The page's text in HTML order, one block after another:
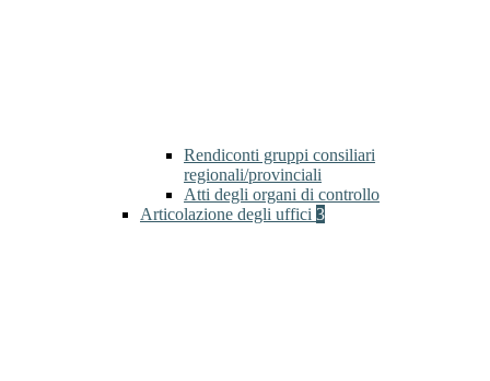
Rendiconti gruppi consiliari
regionali/provinciali
Atti degli organi di controllo
Articolazione degli uffici 3